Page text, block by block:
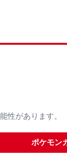
性があります。
ポケモン